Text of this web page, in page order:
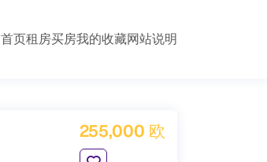
首页租房买房我的收藏网站说明
255,000 欧